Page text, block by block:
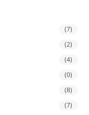
(7)
(2)
(4)
(0)
(8)
(7)